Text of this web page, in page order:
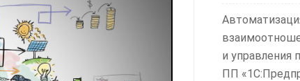
и управления
ПП